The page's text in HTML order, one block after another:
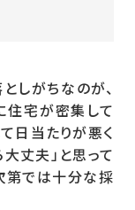
しがちなのが、
住宅が密集して
日当たりが悪く
丈夫」と思って
第では十分な採